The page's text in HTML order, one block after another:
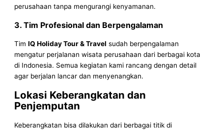
perusahaan tanpa mengurangi kenyamanan.
3. Tim Profesional dan Berpengalaman
TimIQ Holiday Tour & Travel sudah berpengalaman
mengatur perjalanan wisata perusahaan dari berbagai kota
di Indonesia. Semua kegiatan kami rancang dengan detail
agar berjalan lancar dan menyenangkan.
Lokasi Keberangkatan dan
Penjemputan
Keberangkatan bisa dilakukan dari berbagai titik di